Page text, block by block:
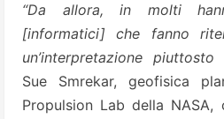
“Da allora, in molti
[informatici] che fanno
un’interpretazione piuttosto
Sue Smrekar, geofisica
Propulsion Lab della